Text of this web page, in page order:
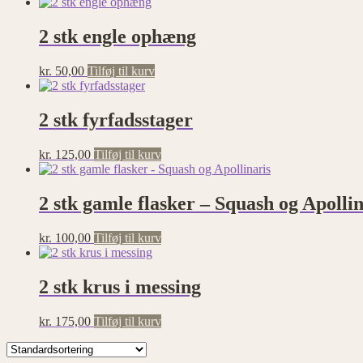
2 stk engle ophæng
kr. 50,00 Tilføj til kurv
2 stk fyrfadsstager
kr. 125,00 Tilføj til kurv
2 stk gamle flasker – Squash og
kr. 100,00 Tilføj til kurv
2 stk krus i messing
kr. 175,00 Tilføj til kurv